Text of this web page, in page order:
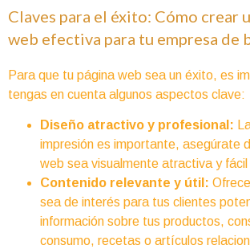
Claves para el éxito: Cómo crear
web efectiva para tu empresa de
Para que tu página web sea un éxito, es
tengas en cuenta algunos aspectos clave:
Diseño atractivo y profesional:
impresión es importante, asegúrate
web sea visualmente atractiva y fácil
Contenido relevante y útil:
sea de interés para tus clientes
información sobre tus productos,
consumo, recetas o artículos